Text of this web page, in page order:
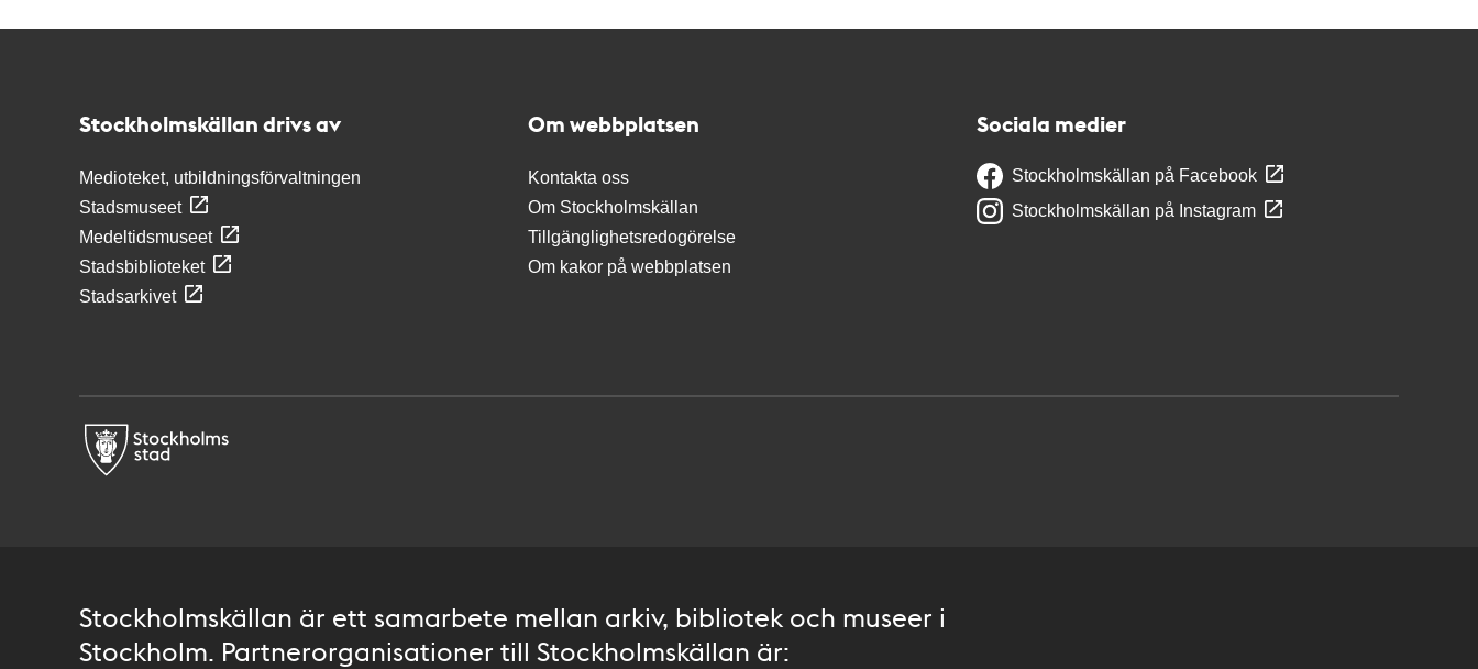
Stockholmskällan drivs av
Medioteket, utbildningsförvaltningen
Stadsmuseet
Medeltidsmuseet
Stadsbiblioteket
Stadsarkivet
Om webbplatsen
Kontakta oss
Om Stockholmskällan
Tillgänglighetsredogörelse
Om kakor på webbplatsen
Sociala medier
Stockholmskällan på Facebook
Stockholmskällan på Instagram
Stockholmskällan är ett samarbete mellan arkiv, bibliotek och museer i
Stockholm. Partnerorganisationer till Stockholmskällan är: